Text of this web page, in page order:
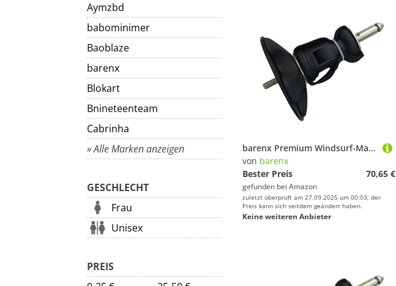
Aymzbd
babominimer
Baoblaze
barenx
Blokart
Bnineteenteam
Cabrinha
» Alle Marken anzeigen
GESCHLECHT
Frau
Unisex
PREIS
barenx Premium Windsurf-Mastfuß, Grundplatte und M8 Pin
von barenx
Bester Preis
70,65 €
gefunden bei Amazon
zuletzt überprüft am 27.09.2025 um 00:03; der
Preis kann sich seitdem geändert haben.
Keine weiteren Anbieter